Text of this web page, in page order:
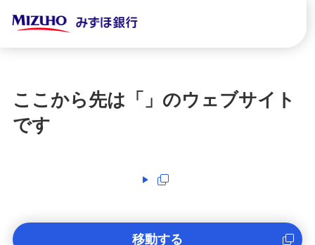
ここから先は「 」のウェブサイト
です
移動する